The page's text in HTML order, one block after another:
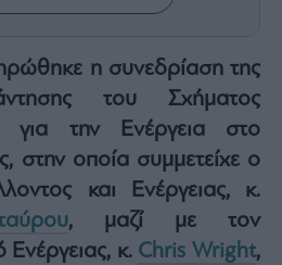
η συνεδρίαση της
του Σχήματος
για την Ενέργεια στο
στην οποία συμμετείχε ο
και Ενέργειας, κ.
, μαζί με τον
κ. Chris Wright,